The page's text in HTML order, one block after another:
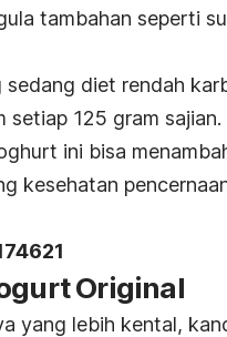
tambahan seperti
diet rendah
setiap 125 gram sajian.
ini bisa
kesehatan
Original
yang lebih kental,